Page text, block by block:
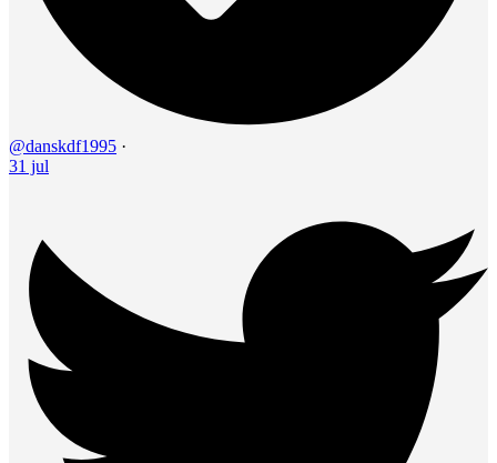
@danskdf1995 ·
31 jul